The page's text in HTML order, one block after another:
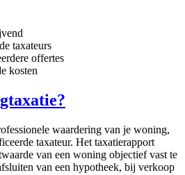
taxateurs
offertes
kosten
waardering van je woning,
taxateur. Het taxatierapport
van een woning objectief vast te
van een hypotheek, bij verkoop